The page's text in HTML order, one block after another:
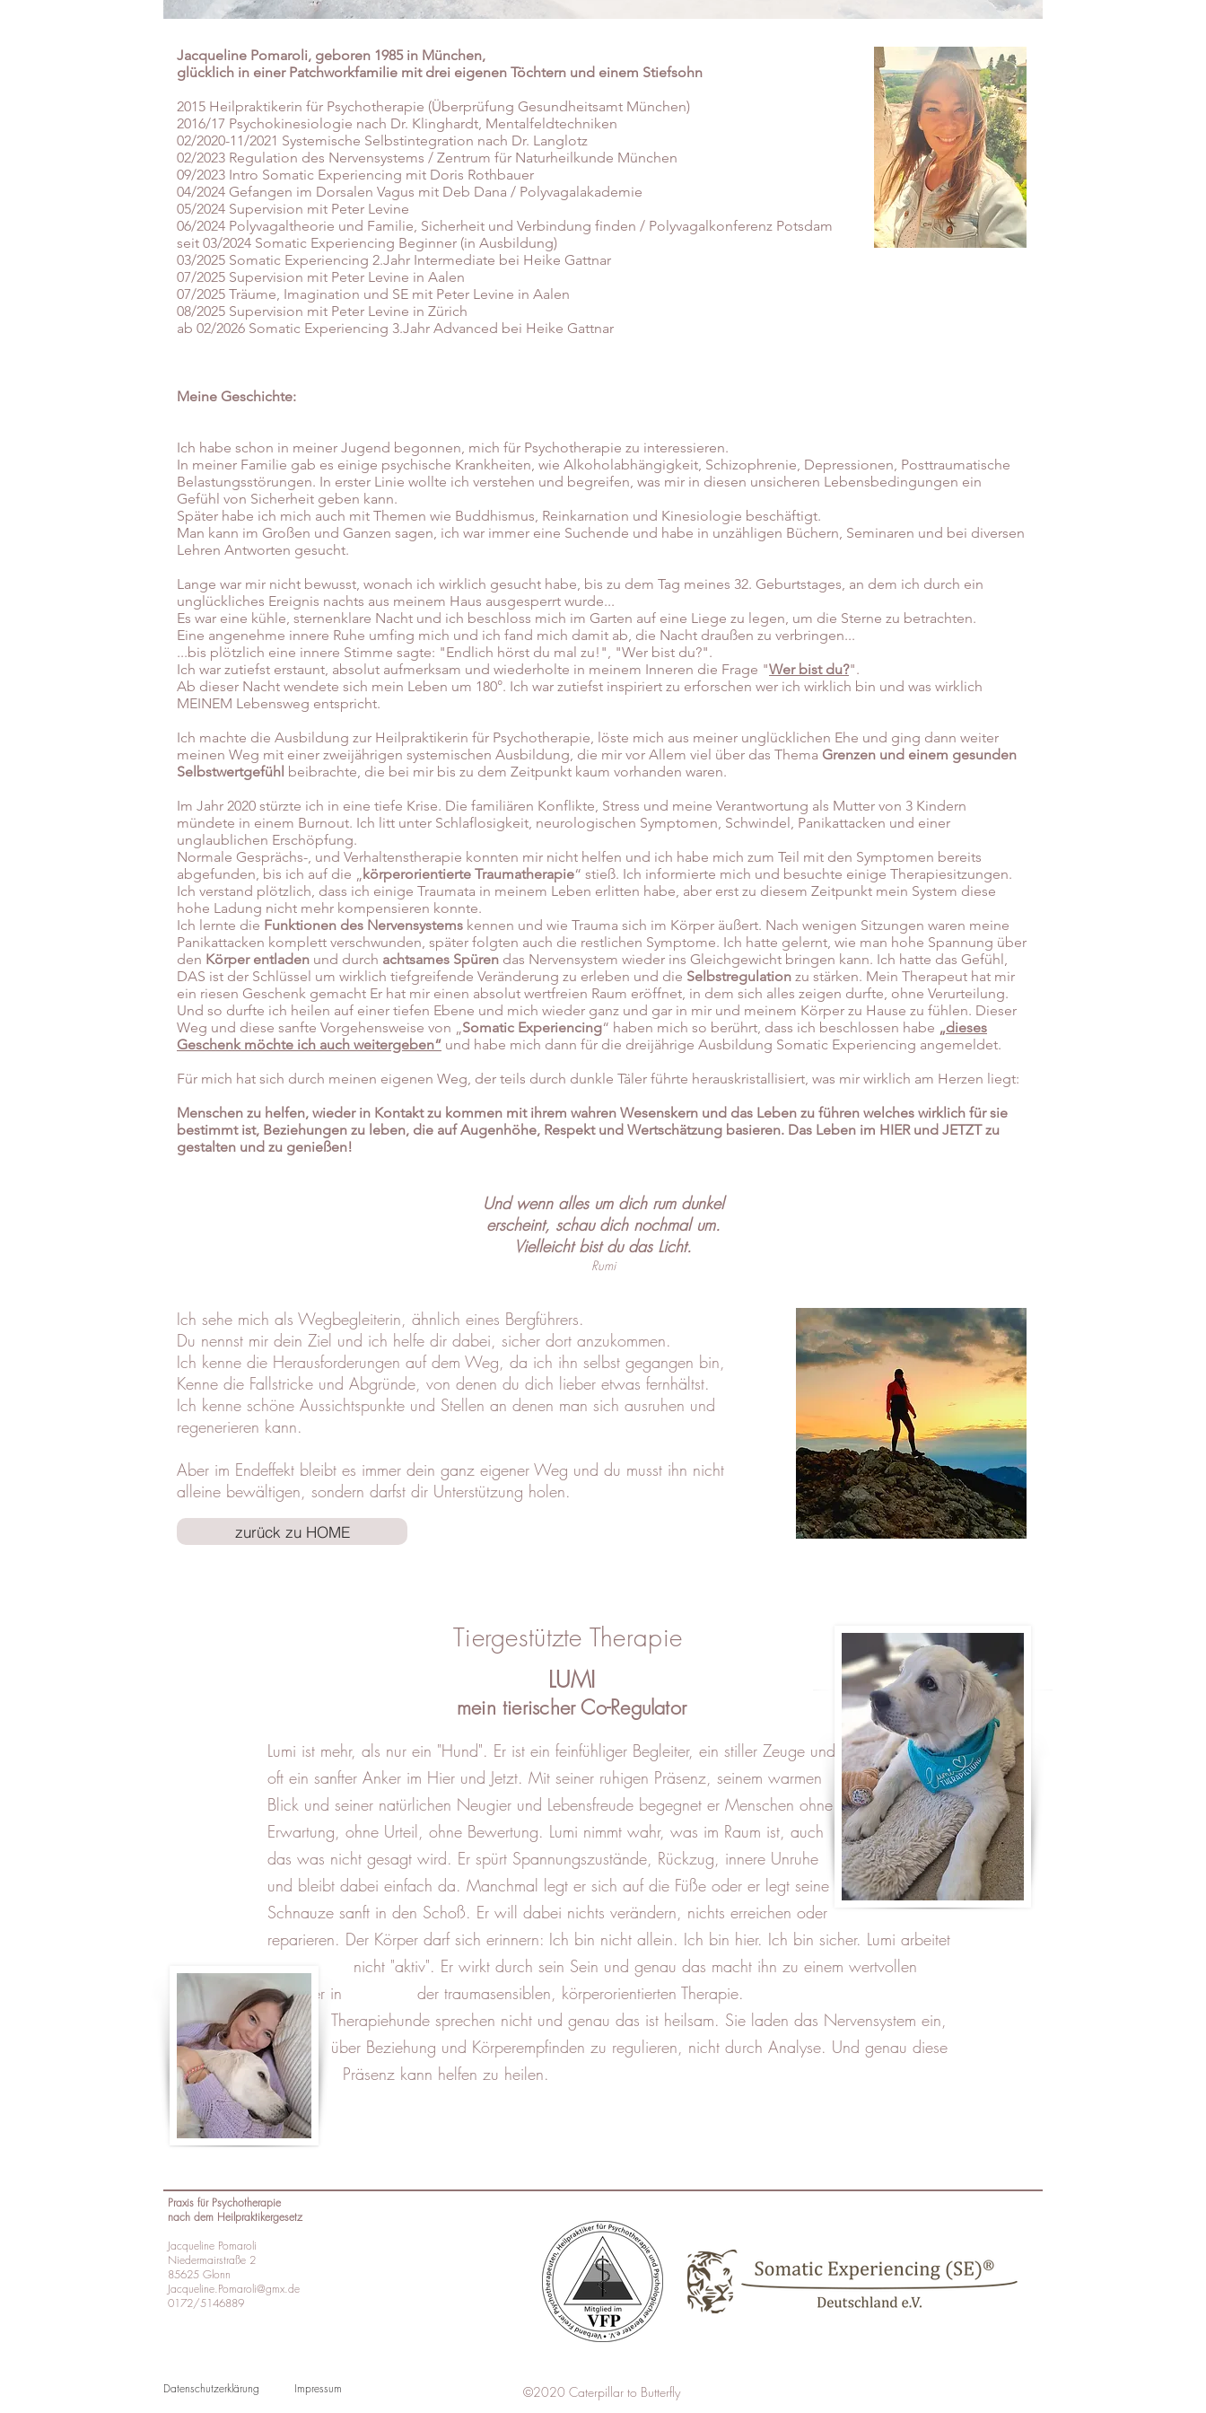
Jacqueline Pomaroli, geboren 1985 in München,
glücklich in einer Patchworkfamilie mit drei eigenen Töchtern und einem Stiefsohn
2015 Heilpraktikerin für Psychotherapie (Überprüfung Gesundheitsamt München)
2016/17 Psychokinesiologie nach Dr. Klinghardt, Mentalfeldtechniken
02/2020-11/2021 Systemische Selbstintegration nach Dr. Langlotz
02/2023 Regulation des Nervensystems / Zentrum für Naturheilkunde München
09/2023 Intro Somatic Experiencing mit Doris Rothbauer
04/2024 Gefangen im Dorsalen Vagus mit Deb Dana / Polyvagalakademie
05/2024 Supervision mit Peter Levine
06/2024 Polyvagaltheorie und Familie, Sicherheit und Verbindung finden / Polyvagalkonferenz Potsdam
seit 03/2024 Somatic Experiencing Beginner (in Ausbildung)
​03/2025 Somatic Experiencing 2.Jahr Intermediate bei Heike Gattnar
07/2025 Supervision mit Peter Levine in Aalen
07/2025 Träume, Imagination und SE mit Peter Levine in Aalen
08/2025 Supervision mit Peter Levine in Zürich
ab 02/2026 Somatic Experiencing 3.Jahr Advanced bei Heike Gattnar
Meine Geschichte:
Ich habe schon in meiner Jugend begonnen, mich für Psychotherapie zu interessieren.
In meiner Familie gab es einige psychische Krankheiten, wie Alkoholabhängigkeit, Schizophrenie, Depressionen, Posttraumatische
Belastungsstörungen. In erster Linie wollte ich verstehen und begreifen, was mir in diesen unsicheren Lebensbedingungen ein
Gefühl von Sicherheit geben kann.
Später habe ich mich auch mit Themen wie Buddhismus, Reinkarnation und Kinesiologie beschäftigt.
Man kann im Großen und Ganzen sagen, ich war immer eine Suchende und habe in unzähligen Büchern, Seminaren und bei diversen
Lehren Antworten gesucht.
Lange war mir nicht bewusst, wonach ich wirklich gesucht habe, bis zu dem Tag meines 32. Geburtstages, an dem ich durch ein
unglückliches Ereignis nachts aus meinem Haus ausgesperrt wurde...
Es war eine kühle, sternenklare Nacht und ich beschloss mich im Garten auf eine Liege zu legen, um die Sterne zu betrachten.
Eine angenehme innere Ruhe umfing mich und ich fand mich damit ab, die Nacht draußen zu verbringen...
...bis plötzlich eine innere Stimme sagte: "Endlich hörst du mal zu!", "Wer bist du?".
Ich war zutiefst erstaunt, absolut aufmerksam und wiederholte in meinem Inneren die Frage "Wer bist du?".
Ab dieser Nacht wendete sich mein Leben um 180°. Ich war zutiefst inspiriert zu erforschen wer ich wirklich bin und was wirklich
MEINEM Lebensweg entspricht.
Ich machte die Ausbildung zur Heilpraktikerin für Psychotherapie, löste mich aus meiner unglücklichen Ehe und ging dann weiter
meinen Weg mit einer zweijährigen systemischen Ausbildung, die mir vor Allem viel über das Thema Grenzen und einem gesunden
Selbstwertgefühl beibrachte, die bei mir bis zu dem Zeitpunkt kaum vorhanden waren.
Im Jahr 2020 stürzte ich in eine tiefe Krise. Die familiären Konflikte, Stress und meine Verantwortung als Mutter von 3 Kindern
mündete in einem Burnout. Ich litt unter Schlaflosigkeit, neurologischen Symptomen, Schwindel, Panikattacken und einer
unglaublichen Erschöpfung.
Normale Gesprächs-, und Verhaltenstherapie konnten mir nicht helfen und ich habe mich zum Teil mit den Symptomen bereits
abgefunden, bis ich auf die „körperorientierte Traumatherapie“ stieß. Ich informierte mich und besuchte einige Therapiesitzungen.
Ich verstand plötzlich, dass ich einige Traumata in meinem Leben erlitten habe, aber erst zu diesem Zeitpunkt mein System diese
hohe Ladung nicht mehr kompensieren konnte.
Ich lernte die Funktionen des Nervensystems kennen und wie Trauma sich im Körper äußert. Nach wenigen Sitzungen waren meine
Panikattacken komplett verschwunden, später folgten auch die restlichen Symptome. Ich hatte gelernt, wie man hohe Spannung über
den Körper entladen und durch achtsames Spüren das Nervensystem wieder ins Gleichgewicht bringen kann. Ich hatte das Gefühl,
DAS ist der Schlüssel um wirklich tiefgreifende Veränderung zu erleben und die Selbstregulation zu stärken. Mein Therapeut hat mir
ein riesen Geschenk gemacht Er hat mir einen absolut wertfreien Raum eröffnet, in dem sich alles zeigen durfte, ohne Verurteilung.
Und so durfte ich heilen auf einer tiefen Ebene und mich wieder ganz und gar in mir und meinem Körper zu Hause zu fühlen. Dieser
Weg und diese sanfte Vorgehensweise von „Somatic Experiencing“ haben mich so berührt, dass ich beschlossen habe „dieses
Geschenk möchte ich auch weitergeben“ und habe mich dann für die dreijährige Ausbildung Somatic Experiencing angemeldet.
Für mich hat sich durch meinen eigenen Weg, der teils durch dunkle Täler führte herauskristallisiert, was mir wirklich am Herzen liegt:
Menschen zu helfen, wieder in Kontakt zu kommen mit ihrem wahren Wesenskern und das Leben zu führen welches wirklich für sie
bestimmt ist, Beziehungen zu leben, die auf Augenhöhe, Respekt und Wertschätzung basieren. Das Leben im HIER und JETZT zu
gestalten und zu genießen!
Und wenn alles um dich rum dunkel
erscheint, schau dich nochmal um.
Vielleicht bist du das Licht.
Rumi
​​​​​​​​​​​​​​​​Ich sehe mich als Wegbegleiterin, ähnlich eines Bergführers.
Du nennst mir dein Ziel und ich helfe dir dabei, sicher dort anzukommen.
Ich kenne die Herausforderungen auf dem Weg, da ich ihn selbst gegangen bin,
Kenne die Fallstricke und Abgründe, von denen du dich lieber etwas fernhältst.
Ich kenne schöne Aussichtspunkte und Stellen an denen man sich ausruhen und
regenerieren kann.
Aber im Endeffekt bleibt es immer dein ganz eigener Weg und du musst ihn nicht
alleine bewältigen, sondern darfst dir Unterstützung holen.
zurück zu HOME
Tiergestützte Therapie
LUMI
mein tierischer Co-Regulator
Lumi ist mehr, als nur ein "Hund". Er ist ein feinfühliger Begleiter, ein stiller Zeuge und
oft ein sanfter Anker im Hier und Jetzt. Mit seiner ruhigen Präsenz, seinem warmen
Blick und seiner natürlichen Neugier und Lebensfreude begegnet er Menschen ohne
Erwartung, ohne Urteil, ohne Bewertung. Lumi nimmt wahr, was im Raum ist, auch
das was nicht gesagt wird. Er spürt Spannungszustände, Rückzug, innere Unruhe
und bleibt dabei einfach da. Manchmal legt er sich auf die Füße oder er legt seine
Schnauze sanft in den Schoß. Er will dabei nichts verändern, nichts erreichen oder
reparieren. Der Körper darf sich erinnern: Ich bin nicht allein. Ich bin hier. Ich bin sicher. Lumi arbeitet
nicht "aktiv". Er wirkt durch sein Sein und genau das macht ihn zu einem wertvollen
Begleiter in der traumasensiblen, körperorientierten Therapie.
Therapiehunde sprechen nicht und genau das ist heilsam. Sie laden das Nervensystem ein,
sich über Beziehung und Körperempfinden zu regulieren, nicht durch Analyse. Und genau diese
Präsenz kann helfen zu heilen.
Praxis für Psychotherapie
nach dem Heilpraktikergesetz
Jacqueline Pomaroli
Niedermairstraße 2
85625 Glonn
Jacqueline.Pomaroli@gmx.de
0172/5146889
Datenschutzerklärung Impressum ©2020 Caterpillar to Butterfly